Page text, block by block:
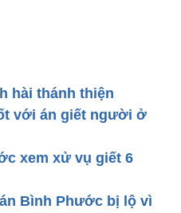
hài thánh thiện
với án giết người ở
xem xử vụ giết 6
Bình Phước bị lộ vì